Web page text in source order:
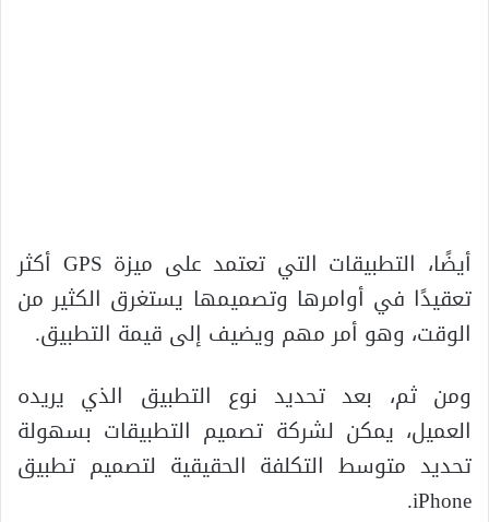
أيضًا، التطبيقات التي تعتمد على ميزة GPS أكثر
تعقيدًا في أوامرها وتصميمها يستغرق الكثير من
الوقت، وهو أمر مهم ويضيف إلى قيمة التطبيق.
ومن ثم، بعد تحديد نوع التطبيق الذي يريده
العميل، يمكن لشركة تصميم التطبيقات بسهولة
تحديد متوسط ​​التكلفة الحقيقية لتصميم تطبيق
iPhone.